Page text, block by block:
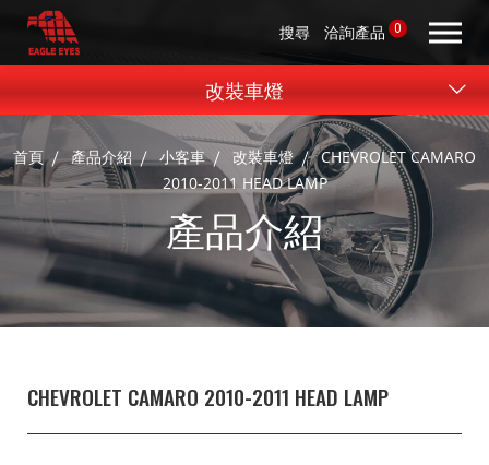
搜尋 洽詢產品 0
首頁 產品介紹 小客車 改裝車燈
CHEVROLET CAMARO
2010-2011 HEAD LAMP
產品介紹
改裝車燈
CHEVROLET CAMARO 2010-2011 HEAD LAMP